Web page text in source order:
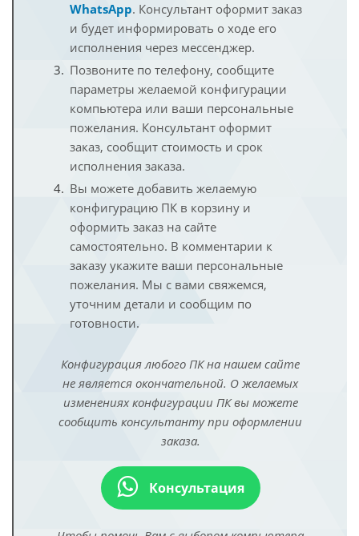
WhatsApp. Консультант оформит заказ
и будет информировать о ходе его
исполнения через мессенджер.
Позвоните по телефону, сообщите
параметры желаемой конфигурации
компьютера или ваши персональные
пожелания. Консультант оформит
заказ, сообщит стоимость и срок
исполнения заказа.
Вы можете добавить желаемую
конфигурацию ПК в корзину и
оформить заказ на сайте
самостоятельно. В комментарии к
заказу укажите ваши персональные
пожелания. Мы с вами свяжемся,
уточним детали и сообщим по
готовности.
Конфигурация любого ПК на нашем сайте
не является окончательной. О желаемых
изменениях конфигурации ПК вы можете
сообщить консультанту при оформлении
заказа.
Консультация